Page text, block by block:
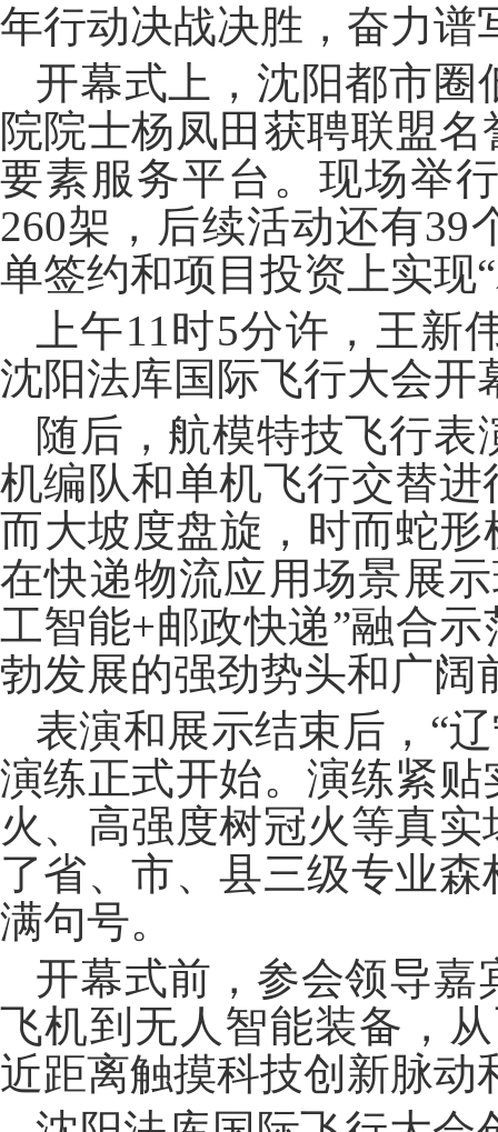
年行动决战决胜，奋力谱
开幕式上，沈阳都市圈
院院士杨凤田获聘联盟
要素服务平台。现场举
260架，后续活动还有39
单签约和项目投资上实现
上午11时5分许，王新
沈阳法库国际飞行大会开
随后，航模特技飞行
机编队和单机飞行交替
而大坡度盘旋，时而蛇
在快递物流应用场景展
工智能+邮政快递”融合
勃发展的强劲势头和广阔
表演和展示结束后，“
演练正式开始。演练紧
火、高强度树冠火等真
了省、市、县三级专业
满句号。
开幕式前，参会领导嘉
飞机到无人智能装备，
近距离触摸科技创新脉动